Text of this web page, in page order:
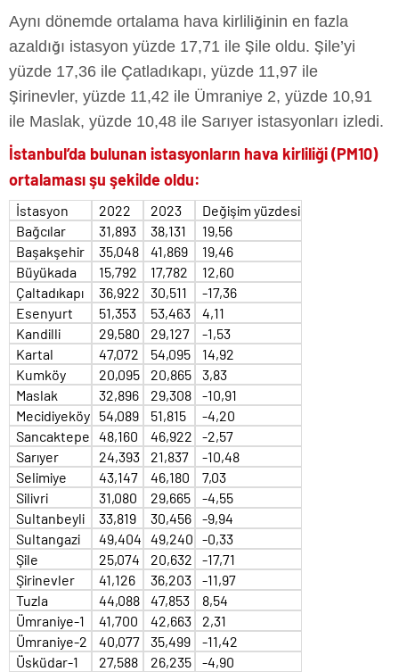
Aynı dönemde ortalama hava kirliliğinin en fazla
azaldığı istasyon yüzde 17,71 ile Şile oldu. Şile’yi
yüzde 17,36 ile Çatladıkapı, yüzde 11,97 ile
Şirinevler, yüzde 11,42 ile Ümraniye 2, yüzde 10,91
ile Maslak, yüzde 10,48 ile Sarıyer istasyonları izledi.
İstanbul’da bulunan istasyonların hava kirliliği (PM10)
ortalaması şu şekilde oldu:
İstasyon 2022 2023
Değişim yüzdesi
Bağcılar
31,893 38,131
19,56
Başakşehir
35,048 41,869
19,46
Büyükada
15,792 17,782
12,60
Çaltadıkapı
36,922 30,511
-17,36
Esenyurt
51,353 53,463
4,11
Kandilli
29,580 29,127
-1,53
Kartal
47,072 54,095
14,92
Kumköy
20,095 20,865
3,83
Maslak
32,896 29,308
-10,91
Mecidiyeköy 54,089 51,815
-4,20
Sancaktepe 48,160 46,922
-2,57
Sarıyer
24,393 21,837
-10,48
Selimiye
43,147 46,180
7,03
Silivri
31,080 29,665
-4,55
Sultanbeyli
33,819 30,456
-9,94
Sultangazi
49,404 49,240 -0,33
Şile
25,074 20,632
-17,71
Şirinevler
41,126 36,203
-11,97
Tuzla
44,088 47,853
8,54
Ümraniye-1
41,700 42,663
2,31
Ümraniye-2
40,077 35,499
-11,42
Üsküdar-1
27,588 26,235
-4,90